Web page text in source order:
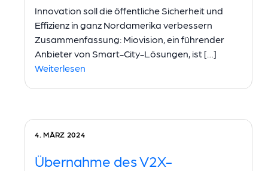
Innovation soll die öffentliche Sicherheit und
Effizienz in ganz Nordamerika verbessern
Zusammenfassung: Miovision, ein führender
Anbieter von Smart-City-Lösungen, ist […]
Weiterlesen
4. MÄRZ 2024
Übernahme des V2X-